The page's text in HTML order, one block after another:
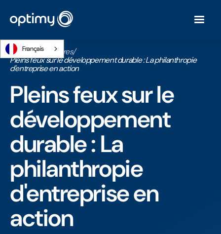
Français
Accueil/Webinaires/
Pleins feux sur le développement durable : La philanthropie
d'entreprise en action
Pleins feux sur le
développement
durable : La
philanthropie
d'entreprise en
action